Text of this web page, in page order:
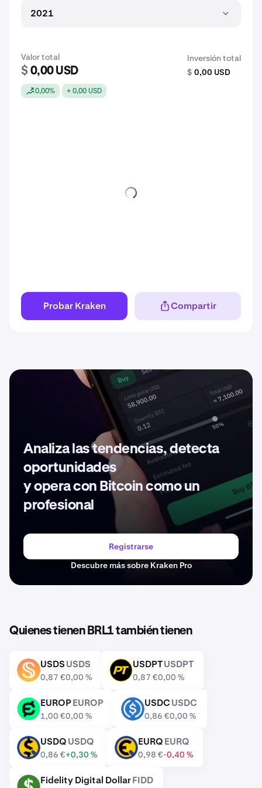
2021
Valor total
$ 0,00 USD
0,00% + 0,00 USD
Inversión total
$ 0,00 USD
Probar Kraken Compartir
Analiza las tendencias, detecta
oportunidades
y opera con Bitcoin como un
profesional
Registrarse
Descubre más sobre Kraken Pro
Quienes tienen BRL1 también tienen
USDS USDSUSDS
0,87 €0,00 %
USDPT USDPTUSDPT
0,87 €0,00 %
EUROP EUROPEUROP
1,00 €0,00 %
USDC USDCUSDC
0,86 €0,00 %
USDQ USDQUSDQ
0,86 €+0,30 %
EURQ EURQEURQ
0,98 €-0,40 %
FIDD Fidelity Digital DollarFIDD